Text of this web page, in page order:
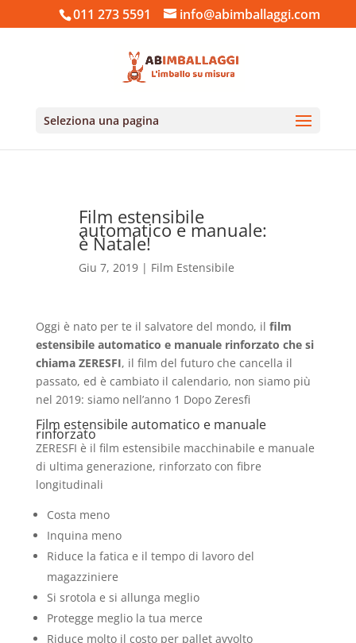
011 273 5591 info@abimballaggi.com
Seleziona una pagina
Film estensibile
automatico e manuale:
è Natale!
Giu 7, 2019| Film Estensibile
Oggi è nato per te il salvatore del mondo, il film
estensibile automatico e manuale rinforzato che si
chiama ZERESFI, il film del futuro che cancella il
passato, ed è cambiato il calendario, non siamo più
nel 2019: siamo nell’anno 1 Dopo Zeresfi
Film estensibile automatico e manuale
rinforzato
ZERESFI è il film estensibile macchinabile e manuale
di ultima generazione, rinforzato con fibre
longitudinali
Costa meno
Inquina meno
Riduce la fatica e il tempo di lavoro del
magazziniere
Si srotola e si allunga meglio
Protegge meglio la tua merce
Riduce molto il costo per pallet avvolto